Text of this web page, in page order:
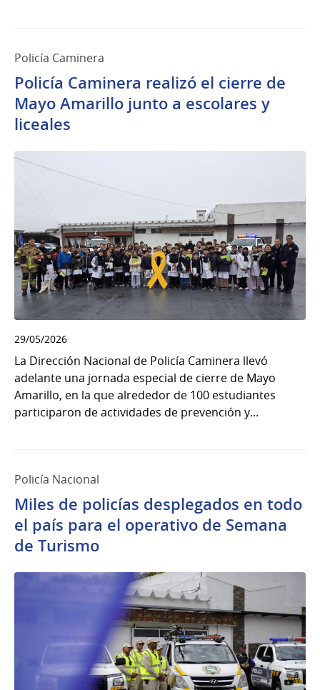
Policía Caminera
Policía Caminera realizó el cierre de
Mayo Amarillo junto a escolares y
liceales
29/05/2026
La Dirección Nacional de Policía Caminera llevó
adelante una jornada especial de cierre de Mayo
Amarillo, en la que alrededor de 100 estudiantes
participaron de actividades de prevención y...
Policía Nacional
Miles de policías desplegados en todo
el país para el operativo de Semana
de Turismo